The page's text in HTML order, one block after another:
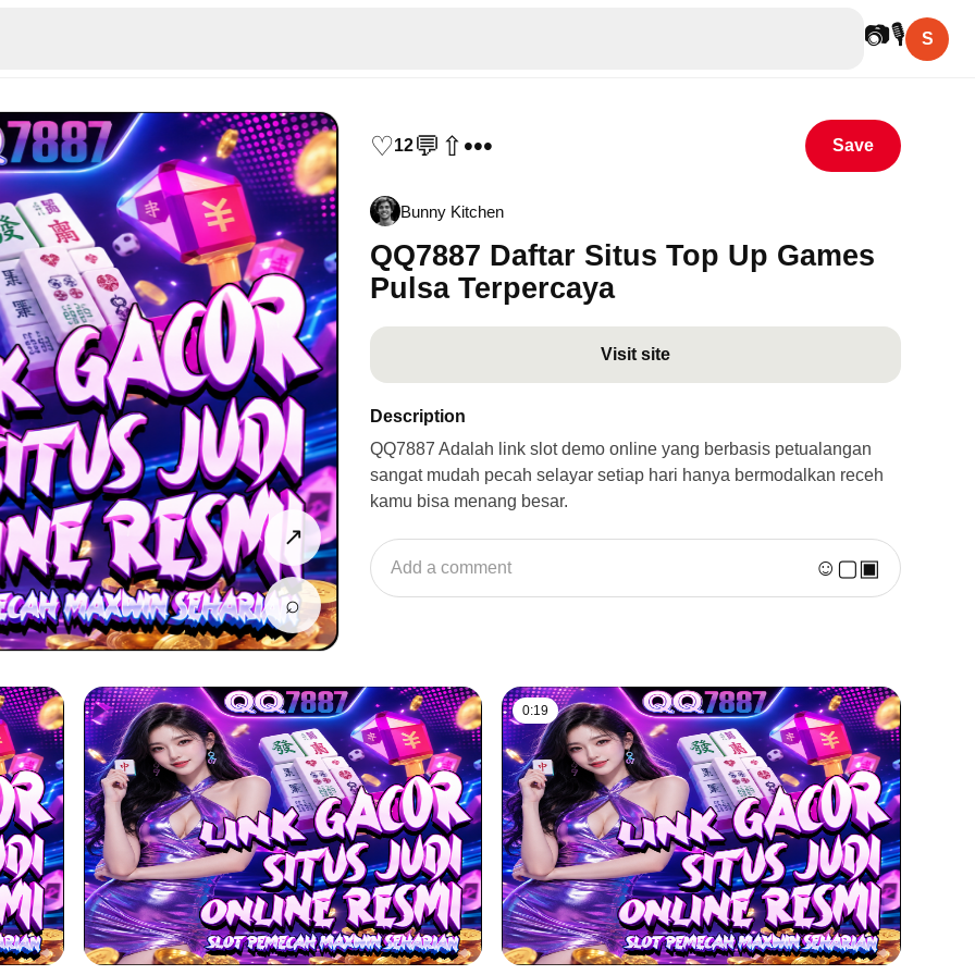
📷🎙 S
↗
⌕
♡12💬 ⇧••• Save
Bunny Kitchen
QQ7887 Daftar Situs Top Up Games
Pulsa Terpercaya
Visit site
Description
QQ7887 Adalah link slot demo online yang berbasis petualangan
sangat mudah pecah selayar setiap hari hanya bermodalkan receh
kamu bisa menang besar.
Add a comment ☺ ▢▣
0:19